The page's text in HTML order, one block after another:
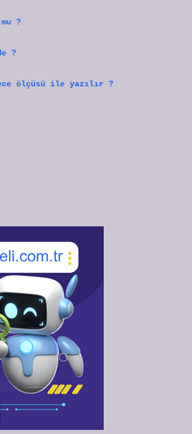
?
?
ölçüsü ile yazılır ?